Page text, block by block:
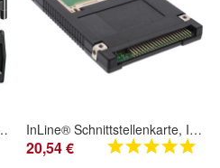
Zoll bis zu 45kg, Schwenkbar InLine® Schnittstellenkarte, IDE 6,35cm (2,5Zoll) auf 2x CF Karte, schwarz
20,54 €